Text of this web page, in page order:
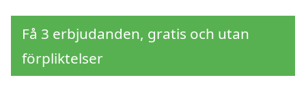
Få 3 erbjudanden, gratis och utan
förpliktelser